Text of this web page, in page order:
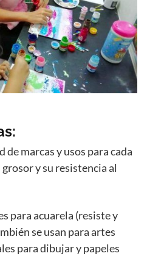
de marcas y usos para cada
y su resistencia al
para acuarela (resiste y
se usan para artes
para dibujar y papeles